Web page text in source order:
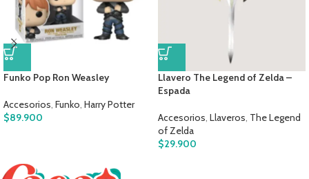
Funko Pop Ron Weasley
Accesorios, Funko, Harry Potter
$89.900
Llavero The Legend of Zelda –
Espada
Accesorios, Llaveros, The Legend
of Zelda
$29.900